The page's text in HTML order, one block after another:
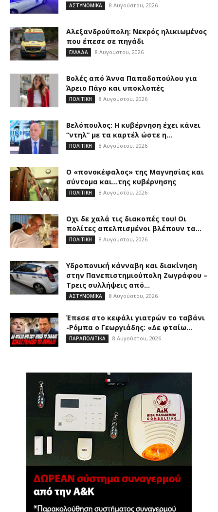
ΑΣΤΥΝΟΜΙΚΑ 8 Αυγούστου, 2026
Αλεξανδρούπολη: Νεκρός ηλικιωμένος
που έπεσε σε πηγάδι
ΕΛΛΑΔΑ 8 Αυγούστου, 2026
Βολές από Άννα Παπαδοπούλου για
Άρειο Πάγο και υποκλοπές
ΠΟΛΙΤΙΚΗ 8 Αυγούστου, 2026
Βελόπουλος: Η κυβέρνηση έχει κάνει
“ντηλ” με τα καρτέλ ώστε η...
ΠΟΛΙΤΙΚΗ 8 Αυγούστου, 2026
Ο «πονοκέφαλος» της Μαγνησίας και
σύντομα και…της κυβέρνησης
ΠΟΛΙΤΙΚΗ 8 Αυγούστου, 2026
Οχι δε χαλά τις διακοπές του! Οι
πολίτες απελπισμένοι βλέπουν τα...
ΠΟΛΙΤΙΚΗ 8 Αυγούστου, 2026
Υδροπονική κάνναβη και διακίνηση
στην Πανεπιστημιούπολη Ζωγράφου –
Τρεις συλλήψεις από...
ΑΣΤΥΝΟΜΙΚΑ 8 Αυγούστου, 2026
Έπεσε στο κεφάλι γιατρών το ταβάνι
-Ρόμπα ο Γεωργιάδης: «Δε φταίω...
ΠΑΡΑΠΟΛΙΤΙΚΑ 8 Αυγούστου, 2026